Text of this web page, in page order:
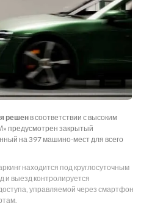
решен в соответствии с высоким
предусмотрен закрытый
на 397 машино-мест для всего
находится под круглосуточным
и выезд контролируется
управляемой через смартфон